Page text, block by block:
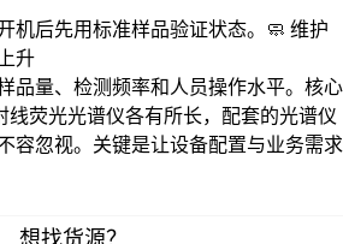
机后先用标准样品验证状态。🧼 维护
升
品量、检测频率和人员操作水平。核心
线荧光光谱仪各有所长，配套的光谱仪
容忽视。关键是让设备配置与业务需求